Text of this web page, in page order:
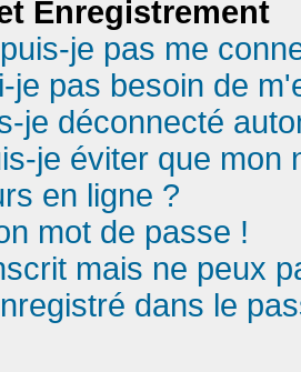
Enregistrement
je pas me
je pas besoin de
je déconnecté
je éviter que mon
en ligne ?
mot de passe !
mais ne peux
dans le